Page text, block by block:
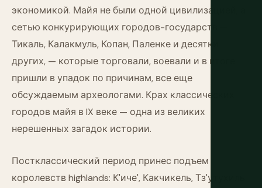
экономикой. Майя не были одной цивилизацией, а
сетью конкурирующих городов-государств —
Тикаль, Калакмуль, Копан, Паленке и десятки
других, — которые торговали, воевали и в итоге
пришли в упадок по причинам, все еще
обсуждаемым археологами. Крах классических
городов майя в IX веке — одна из великих
нерешенных загадок истории.
Постклассический период принес подъем
королевств highlands: К'иче', Какчикель, Тз'утухиль